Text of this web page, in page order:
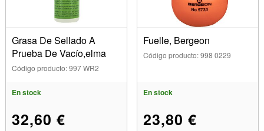
Grasa De Sellado A
Prueba De Vacío,elma
Código producto: 997 WR2
En stock
32,60 €
Fuelle, Bergeon
Código producto: 998 0229
En stock
23,80 €